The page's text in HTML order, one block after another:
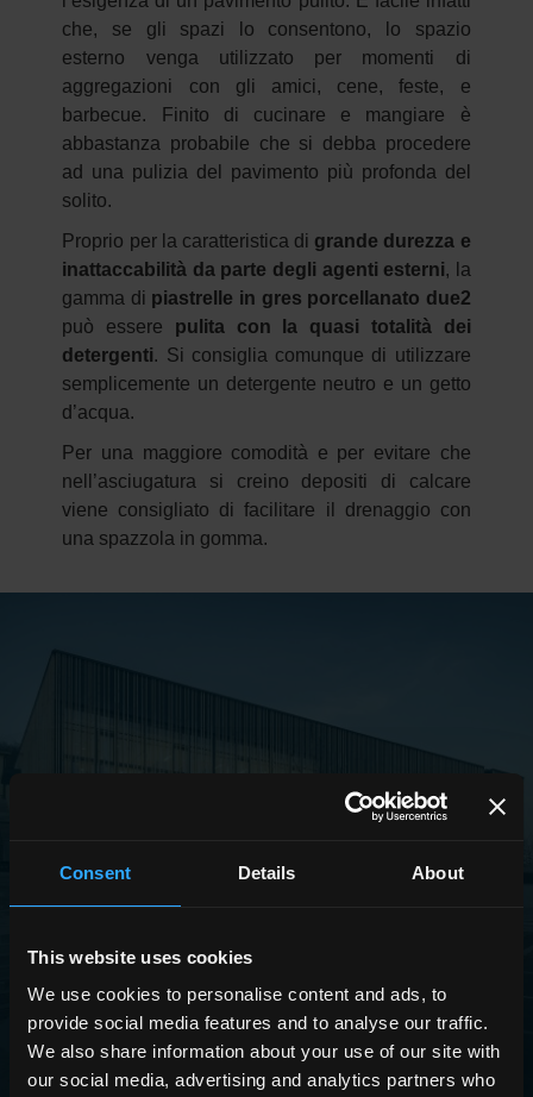
Consent Details About
This website uses cookies
We use cookies to personalise content and ads, to
provide social media features and to analyse our traffic.
We also share information about your use of our site with
our social media, advertising and analytics partners who
che, se gli spazi lo consentono, lo spazio
esterno venga utilizzato per momenti di
aggregazioni con gli amici, cene, feste, e
barbecue. Finito di cucinare e mangiare è
abbastanza probabile che si debba procedere
ad una pulizia del pavimento più profonda del
solito.
Proprio per la caratteristica di grande durezza e
inattaccabilità da parte degli agenti esterni, la
gamma di piastrelle in gres porcellanato due2
può essere pulita con la quasi totalità dei
detergenti. Si consiglia comunque di utilizzare
semplicemente un detergente neutro e un getto
d’acqua.
Per una maggiore comodità e per evitare che
nell’asciugatura si creino depositi di calcare
viene consigliato di facilitare il drenaggio con
una spazzola in gomma.